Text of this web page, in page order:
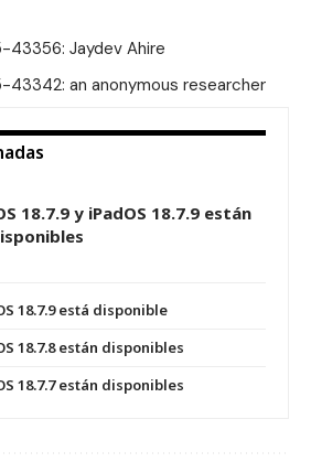
43356: Jaydev Ahire
43342: an anonymous researcher
18.7.9 y iPadOS 18.7.9 están
18.7.9 está disponible
18.7.8 están disponibles
18.7.7 están disponibles